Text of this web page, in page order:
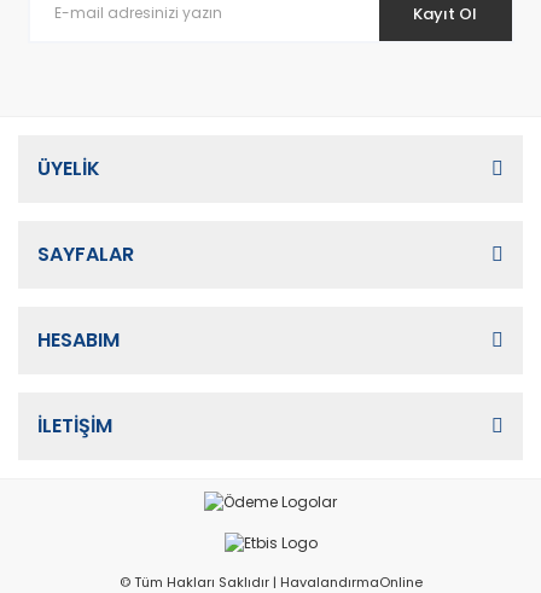
Kayıt Ol
ÜYELİK
SAYFALAR
HESABIM
İLETİŞİM
© Tüm Hakları Saklıdır | HavalandırmaOnline